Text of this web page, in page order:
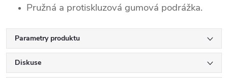
Pružná a protiskluzová gumová podrážka.
Parametry produktu
Diskuse